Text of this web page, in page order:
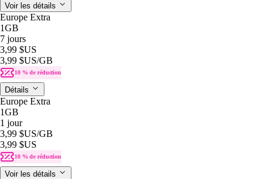
Voir les détails
Europe Extra
1GB
7 jours
3,99 $US
3,99 $US/GB
10 % de réduction
Détails
Europe Extra
1GB
1 jour
3,99 $US/GB
3,99 $US
10 % de réduction
Voir les détails